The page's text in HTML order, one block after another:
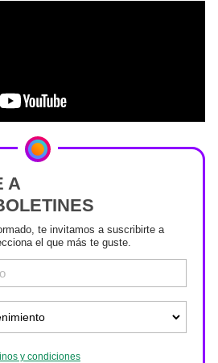
A
te invitamos a suscribirte a
el que más te guste.
y condiciones